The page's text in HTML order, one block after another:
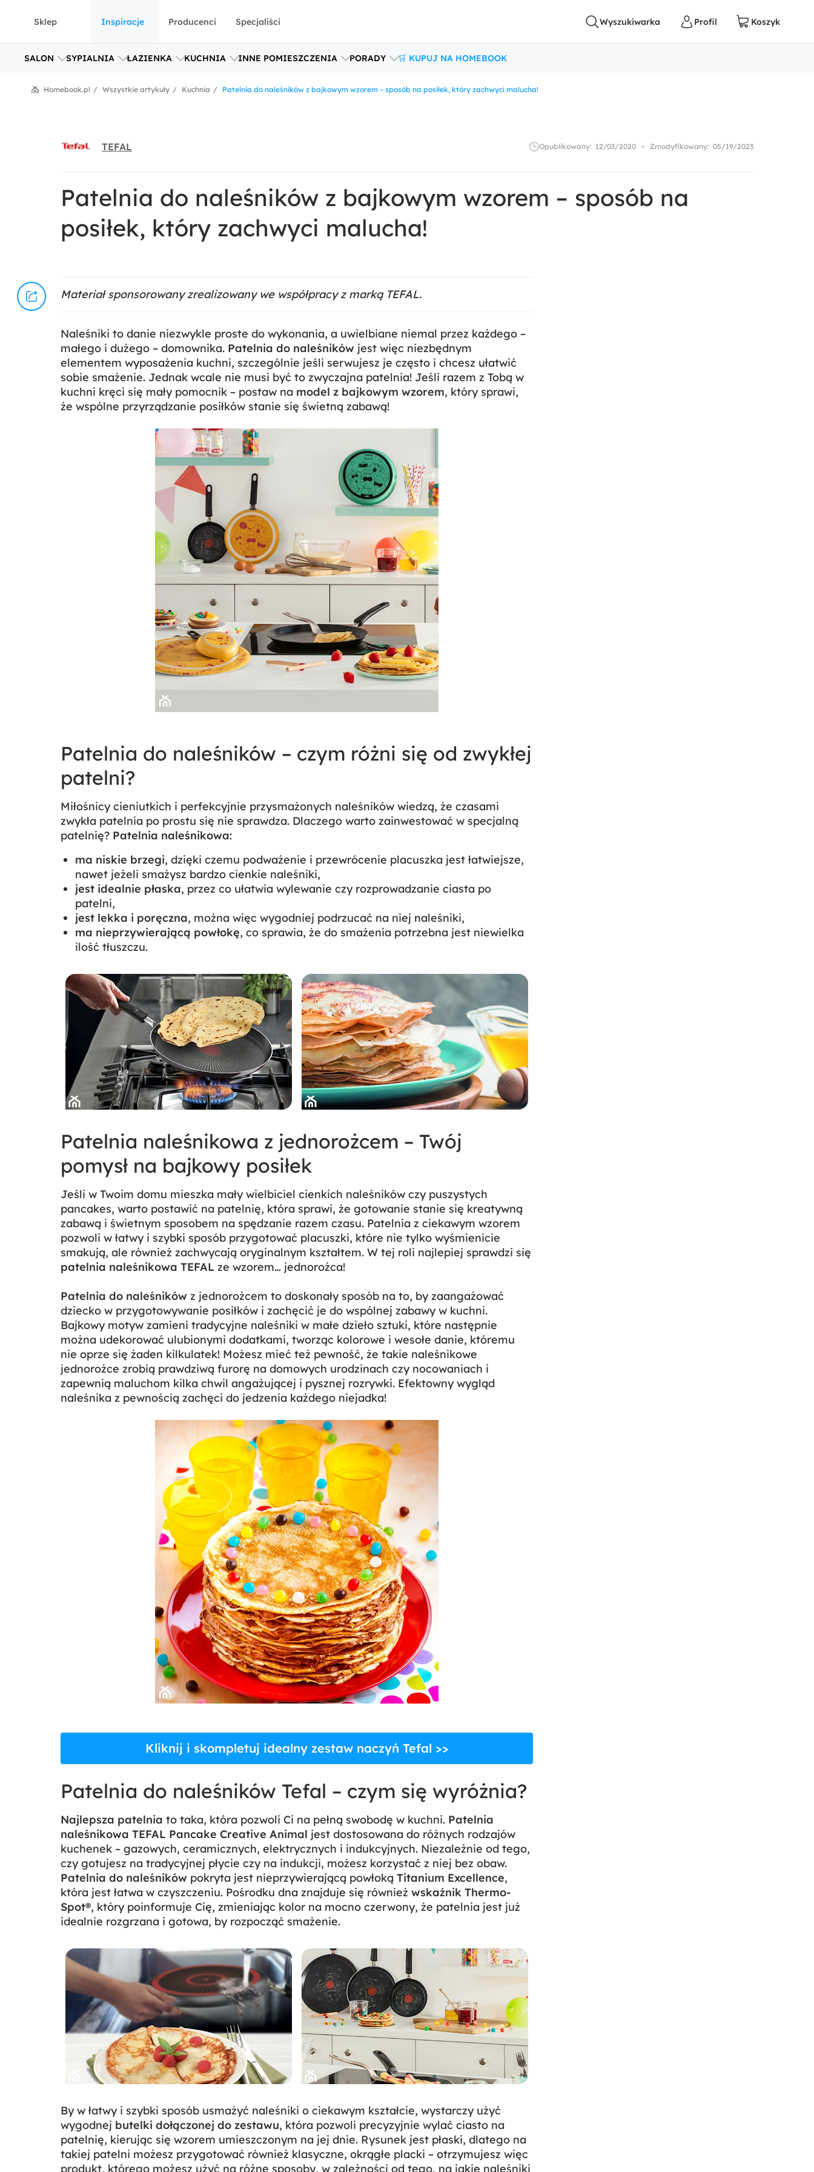
Sklep Inspiracje
SALON SYPIALNIA ŁAZIENKA KUCHNIA INNE POMIESZCZENIA PORADY 🛒 KUPUJ NA HOMEBOOK
Producenci Specjaliści
Patelnia do naleśników z bajkowym wzorem – sposób na posiłek, który zachwyci malucha!
Kuchnia
Wszystkie artykuły
Homebook.pl
TEFAL Opublikowany: 12/03/2020 Zmodyfikowany: 05/19/2023
Patelnia do naleśników z bajkowym wzorem – sposób na
posiłek, który zachwyci malucha!
Materiał sponsorowany zrealizowany we współpracy z marką TEFAL.
Naleśniki to danie niezwykle proste do wykonania, a uwielbiane niemal przez każdego –
małego i dużego – domownika. Patelnia do naleśników jest więc niezbędnym
elementem wyposażenia kuchni, szczególnie jeśli serwujesz je często i chcesz ułatwić
sobie smażenie. Jednak wcale nie musi być to zwyczajna patelnia! Jeśli razem z Tobą w
kuchni kręci się mały pomocnik – postaw na model z bajkowym wzorem, który sprawi,
że wspólne przyrządzanie posiłków stanie się świetną zabawą!
Patelnia do naleśników – czym różni się od zwykłej
patelni?
Miłośnicy cieniutkich i perfekcyjnie przysmażonych naleśników wiedzą, że czasami
zwykła patelnia po prostu się nie sprawdza. Dlaczego warto zainwestować w specjalną
patelnię? Patelnia naleśnikowa:
ma niskie brzegi, dzięki czemu podważenie i przewrócenie placuszka jest łatwiejsze,
nawet jeżeli smażysz bardzo cienkie naleśniki,
jest idealnie płaska, przez co ułatwia wylewanie czy rozprowadzanie ciasta po
patelni,
jest lekka i poręczna, można więc wygodniej podrzucać na niej naleśniki,
ma nieprzywierającą powłokę, co sprawia, że do smażenia potrzebna jest niewielka
ilość tłuszczu.
Patelnia naleśnikowa z jednorożcem – Twój
pomysł na bajkowy posiłek
Jeśli w Twoim domu mieszka mały wielbiciel cienkich naleśników czy puszystych
pancakes, warto postawić na patelnię, która sprawi, że gotowanie stanie się kreatywną
zabawą i świetnym sposobem na spędzanie razem czasu. Patelnia z ciekawym wzorem
pozwoli w łatwy i szybki sposób przygotować placuszki, które nie tylko wyśmienicie
smakują, ale również zachwycają oryginalnym kształtem. W tej roli najlepiej sprawdzi się
patelnia naleśnikowa TEFAL ze wzorem… jednorożca!
Patelnia do naleśników z jednorożcem to doskonały sposób na to, by zaangażować
dziecko w przygotowywanie posiłków i zachęcić je do wspólnej zabawy w kuchni.
Bajkowy motyw zamieni tradycyjne naleśniki w małe dzieło sztuki, które następnie
można udekorować ulubionymi dodatkami, tworząc kolorowe i wesołe danie, któremu
nie oprze się żaden kilkulatek! Możesz mieć też pewność, że takie naleśnikowe
jednorożce zrobią prawdziwą furorę na domowych urodzinach czy nocowaniach i
zapewnią maluchom kilka chwil angażującej i pysznej rozrywki. Efektowny wygląd
naleśnika z pewnością zachęci do jedzenia każdego niejadka!
Kliknij i skompletuj idealny zestaw naczyń Tefal >>
Patelnia do naleśników Tefal – czym się wyróżnia?
Najlepsza patelnia to taka, która pozwoli Ci na pełną swobodę w kuchni. Patelnia
naleśnikowa TEFAL Pancake Creative Animal jest dostosowana do różnych rodzajów
kuchenek – gazowych, ceramicznych, elektrycznych i indukcyjnych. Niezależnie od tego,
czy gotujesz na tradycyjnej płycie czy na indukcji, możesz korzystać z niej bez obaw.
Patelnia do naleśników pokryta jest nieprzywierającą powłoką Titanium Excellence,
która jest łatwa w czyszczeniu. Pośrodku dna znajduje się również wskaźnik Thermo-
Spot®, który poinformuje Cię, zmieniając kolor na mocno czerwony, że patelnia jest już
idealnie rozgrzana i gotowa, by rozpocząć smażenie.
By w łatwy i szybki sposób usmażyć naleśniki o ciekawym kształcie, wystarczy użyć
wygodnej butelki dołączonej do zestawu, która pozwoli precyzyjnie wylać ciasto na
patelnię, kierując się wzorem umieszczonym na jej dnie. Rysunek jest płaski, dlatego na
takiej patelni możesz przygotować również klasyczne, okrągłe placki – otrzymujesz więc
produkt, którego możesz użyć na różne sposoby, w zależności od tego, na jakie naleśniki